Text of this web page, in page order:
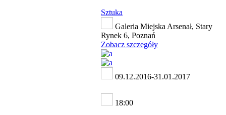
Sztuka
Galeria Miejska Arsenał, Stary
Rynek 6, Poznań
Zobacz szczegóły
09.12.2016-31.01.2017
18:00